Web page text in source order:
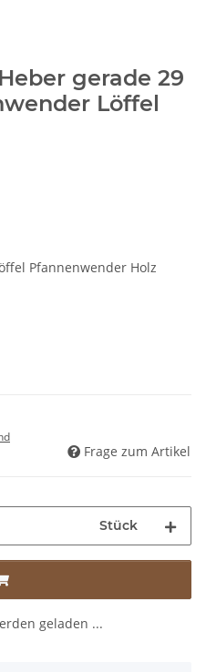
gerade 29
Löffel
Pfannenwender Holz
Frage zum Artikel
Stück
geladen ...